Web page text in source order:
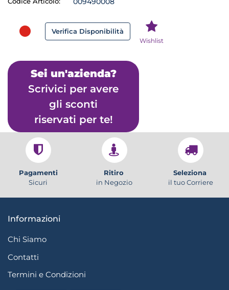
Verifica Disponibilità
Wishlist
Sei un'azienda?
Scrivici per avere
gli sconti
riservati per te!
Pagamenti
Sicuri
Ritiro
in Negozio
Seleziona
il tuo Corriere
Informazioni
Chi Siamo
Contatti
Termini e Condizioni